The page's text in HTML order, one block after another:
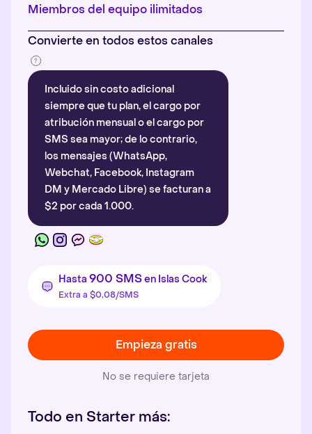
Miembros del equipo ilimitados
Convierte en todos estos canales
Incluido sin costo adicional
siempre que tu plan, el cargo por
atribución mensual o el cargo por
SMS sea mayor; de lo contrario,
los mensajes (WhatsApp,
Webchat, Facebook, Instagram
DM y Mercado Libre) se facturan a
$2 por cada 1.000.
Hasta 900 SMSen Islas Cook
Extra a $0,08/SMS
Empieza gratis
No se requiere tarjeta
Todo en Starter más: